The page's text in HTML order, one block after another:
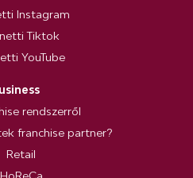
Instagram
Tiktok
YouTube
rendszerről
franchise partner?
Retail